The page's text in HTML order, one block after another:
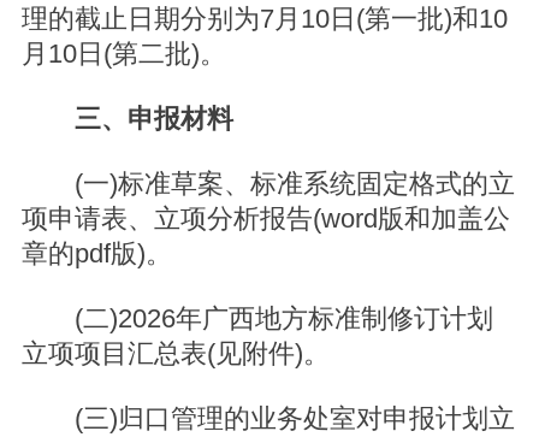
理的截止日期分别为7月10日(第一批)和10
月10日(第二批)。
三、申报材料
(一)标准草案、标准系统固定格式的立
项申请表、立项分析报告(word版和加盖公
章的pdf版)。
(二)2026年广西地方标准制修订计划
立项项目汇总表(见附件)。
(三)归口管理的业务处室对申报计划立